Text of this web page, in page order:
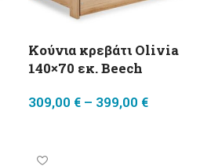
Κούνια κρεβάτι Olivia
140×70 εκ. Beech
309,00 € – 399,00 €